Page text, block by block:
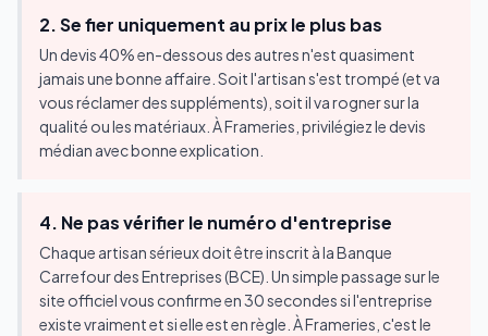
2. Se fier uniquement au prix le plus bas
Un devis 40% en-dessous des autres n'est quasiment
jamais une bonne affaire. Soit l'artisan s'est trompé (et va
vous réclamer des suppléments), soit il va rogner sur la
qualité ou les matériaux. À Frameries, privilégiez le devis
médian avec bonne explication.
4. Ne pas vérifier le numéro d'entreprise
Chaque artisan sérieux doit être inscrit à la Banque
Carrefour des Entreprises (BCE). Un simple passage sur le
site officiel vous confirme en 30 secondes si l'entreprise
existe vraiment et si elle est en règle. À Frameries, c'est le